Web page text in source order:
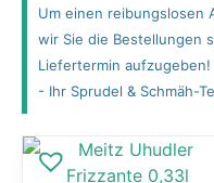
Um einen reibungslosen
wir Sie die Bestellungen
Liefertermin
- Ihr Sprudel & Schmäh-